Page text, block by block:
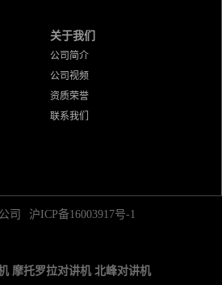
关于我们
公司简介
公司视频
资质荣誉
联系我们
司 沪ICP备16003917号-1
摩托罗拉对讲机 北峰对讲机